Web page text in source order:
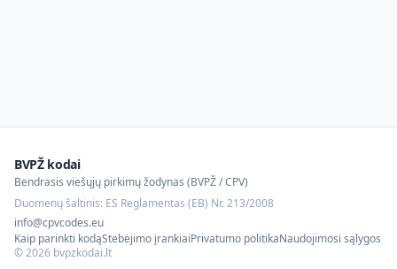
BVPŽ kodai
Bendrasis viešųjų pirkimų žodynas (BVPŽ / CPV)
Duomenų šaltinis: ES Reglamentas (EB) Nr. 213/2008
info@cpvcodes.eu
Kaip parinkti kodąStebėjimo įrankiaiPrivatumo politikaNaudojimosi sąlygos
©2026 bvpzkodai.lt